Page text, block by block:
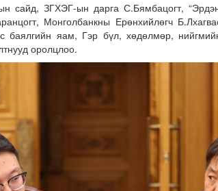
сайд, ЗГХЭГ-ын дарга С.Бямбацогт,
Монголбанкны Ерөнхийлөгч
баялгийн яам, Гэр бүл, хөдөлмөр,
оролцлоо.